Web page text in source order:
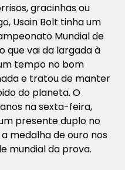
gracinhas ou
Usain Bolt tinha um
Mundial de
que vai da largada à
tempo no bom
e tratou de manter
do planeta. O
na sexta-feira,
presente duplo no
medalha de ouro nos
mundial da prova.